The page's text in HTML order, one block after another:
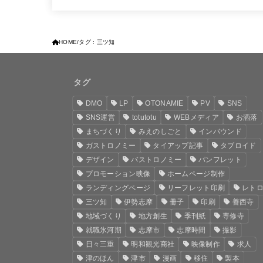
HOME タグ : 三ツ知
タグ
DMO LP OTONAMIE PV
SNS
SNS運営
totutotu WEBメディア
お洒落
まちづくり
みえのしごと
インバウンド
ガストロノミー
タイアップ記事
タブロイド
デザイン
バストロノミー
パンフレット
プロモーション映像
ホームページ制作
ランディングページ
リーフレット印刷
レトロ
三ツ知
伊勢志摩 冊子 印刷
善西寺
地域づくり
地方創生 季刊紙
専修寺
就職氷河期
志摩市 志摩時間
撮影
日々三重
明和観光商社 映像制作
求人
津のほん
津市 漫画 移住 製本